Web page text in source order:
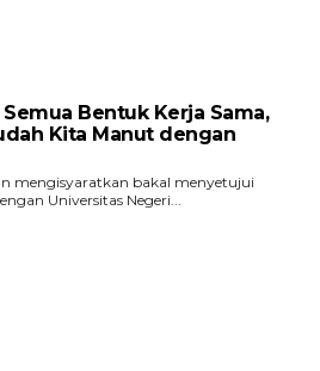
Bentuk Kerja Sama,
Kita Manut dengan
mengisyaratkan bakal menyetujui
Universitas Negeri...